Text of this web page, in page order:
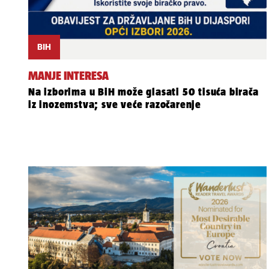
BIH
MANJE INTERESA
Na izborima u BiH može glasati 50 tisuća birača
iz inozemstva; sve veće razočarenje